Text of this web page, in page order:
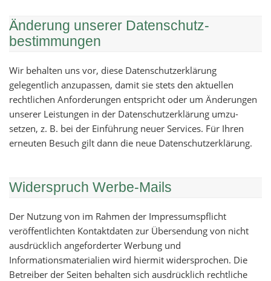
Änderung unserer Daten­schutz­
bestimmungen
Wir behalten uns vor, diese Datenschutzerklärung
gelegentlich anzupassen, damit sie stets den aktuellen
rechtlichen Anforderungen entspricht oder um Änderungen
unserer Leistungen in der Datenschutzerklärung umzu­
setzen, z. B. bei der Einführung neuer Services. Für Ihren
erneuten Besuch gilt dann die neue Datenschutzerklärung.
Widerspruch Werbe-Mails
Der Nutzung von im Rahmen der Impressumspflicht
veröffentlichten Kontaktdaten zur Übersendung von nicht
ausdrücklich angeforderter Werbung und
Informationsmaterialien wird hiermit widersprochen. Die
Betreiber der Seiten behalten sich ausdrücklich rechtliche